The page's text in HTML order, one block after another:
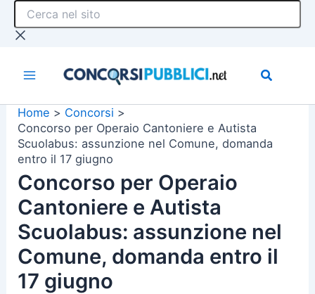
Cerca
sito
Home
Concorsi
Concorso per Operaio Cantoniere e Autista
Scuolabus: assunzione nel Comune, domanda
entro il 17 giugno
Concorso per Operaio
Cantoniere e Autista
Scuolabus: assunzione nel
Comune, domanda entro il
17 giugno